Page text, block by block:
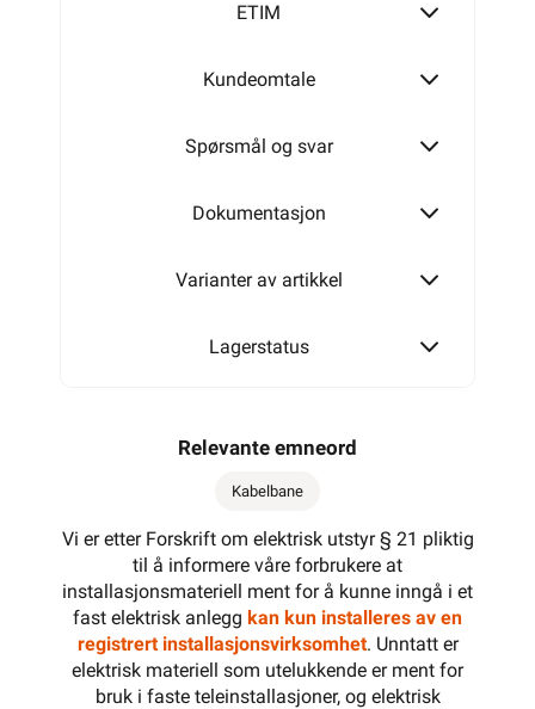
150 mm
600 mm
ETIM
Kundeomtale
Spørsmål og svar
Dokumentasjon
Varianter av artikkel
Lagerstatus
Relevante emneord
Kabelbane
Vi er etter Forskrift om elektrisk utstyr § 21 pliktig
til å informere våre forbrukere at
installasjonsmateriell ment for å kunne inngå i et
fast elektrisk anlegg kan kun installeres av en
registrert installasjonsvirksomhet. Unntatt er
elektrisk materiell som utelukkende er ment for
bruk i faste teleinstallasjoner, og elektrisk